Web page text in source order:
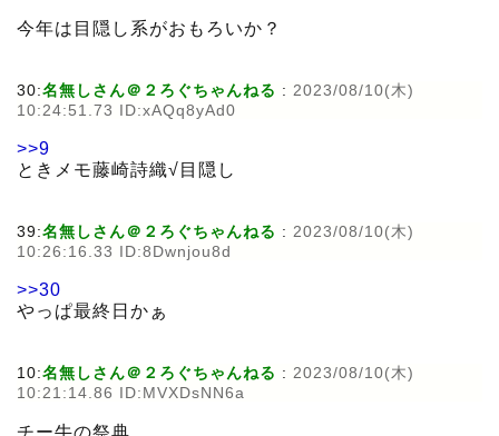
今年は目隠し系がおもろいか？
30:名無しさん＠２ろぐちゃんねる : 2023/08/10(木)
10:24:51.73 ID:xAQq8yAd0
>>9
ときメモ藤崎詩織√目隠し
39:名無しさん＠２ろぐちゃんねる : 2023/08/10(木)
10:26:16.33 ID:8Dwnjou8d
>>30
やっぱ最終日かぁ
10:名無しさん＠２ろぐちゃんねる : 2023/08/10(木)
10:21:14.86 ID:MVXDsNN6a